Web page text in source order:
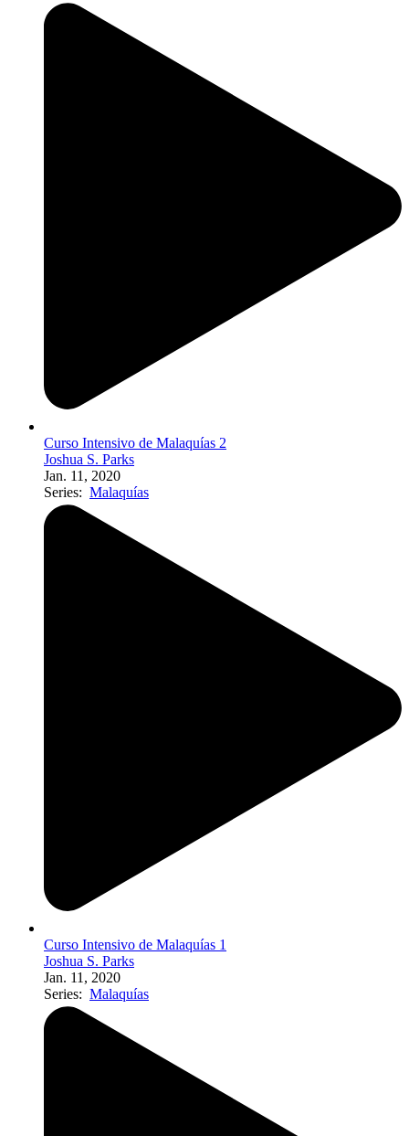
Curso Intensivo de Malaquías 2
Joshua S. Parks
Jan. 11, 2020
Series: Malaquías
Curso Intensivo de Malaquías 1
Joshua S. Parks
Jan. 11, 2020
Series: Malaquías